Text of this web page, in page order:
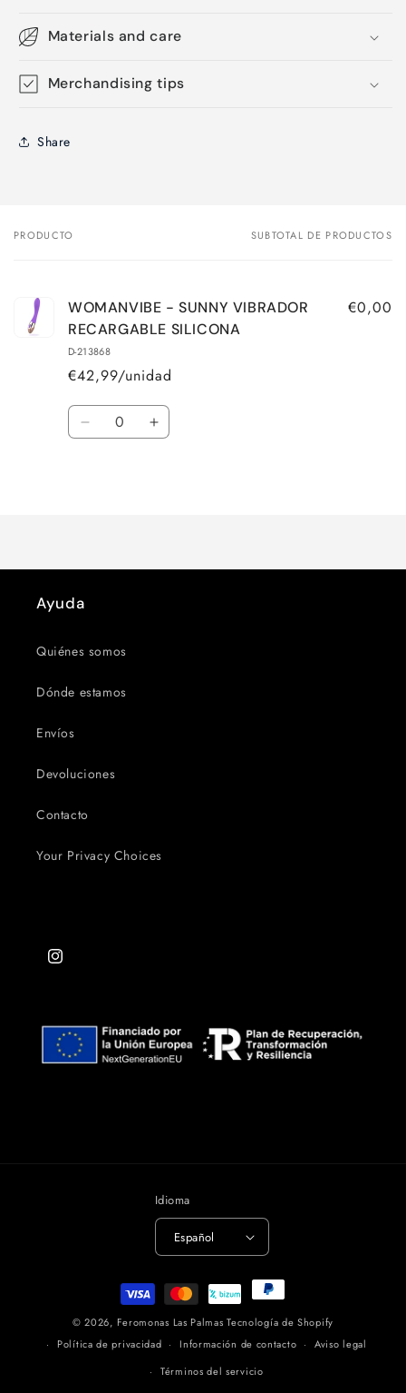
Materials and care
Merchandising tips
Share
Tu
PRODUCTO SUBTOTAL DE PRODUCTOS
WOMANVIBE - SUNNY VIBRADOR
RECARGABLE SILICONA
D-213868
€42,99/unidad
€0,00
Cantidad
Reducir
Aumentar
Ayuda
Quiénes somos
Dónde estamos
Envíos
Devoluciones
Contacto
Your Privacy Choices
Instagram
Idioma
Español
Formas
de
pago
© 2026, Feromonas Las Palmas Tecnología de Shopify
Política de privacidad
Información de contacto
Aviso legal
Términos del servicio